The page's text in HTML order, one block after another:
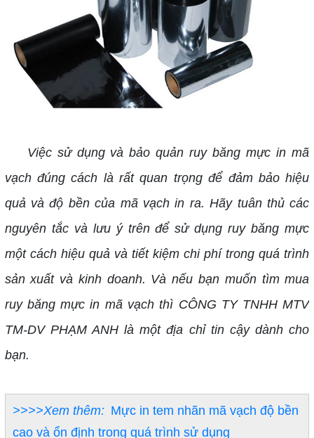
Việc sử dụng và bảo quản ruy băng mực in mã
vạch đúng cách là rất quan trọng để đảm bảo hiệu
quả và độ bền của mã vạch in ra. Hãy tuân thủ các
nguyên tắc và lưu ý trên để sử dụng ruy băng mực
một cách hiệu quả và tiết kiệm chi phí trong quá trình
sản xuất và kinh doanh. Và nếu bạn muốn tìm mua
ruy băng mực in mã vạch thì CÔNG TY TNHH MTV
TM-DV PHẠM ANH là một địa chỉ tin cậy dành cho
bạn.
>>>>Xem thêm: Mực in tem nhãn mã vạch độ bền
cao và ổn định trong quá trình sử dụng